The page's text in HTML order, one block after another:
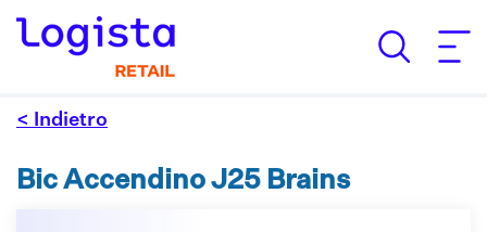
< Indietro
Bic Accendino J25 Brains